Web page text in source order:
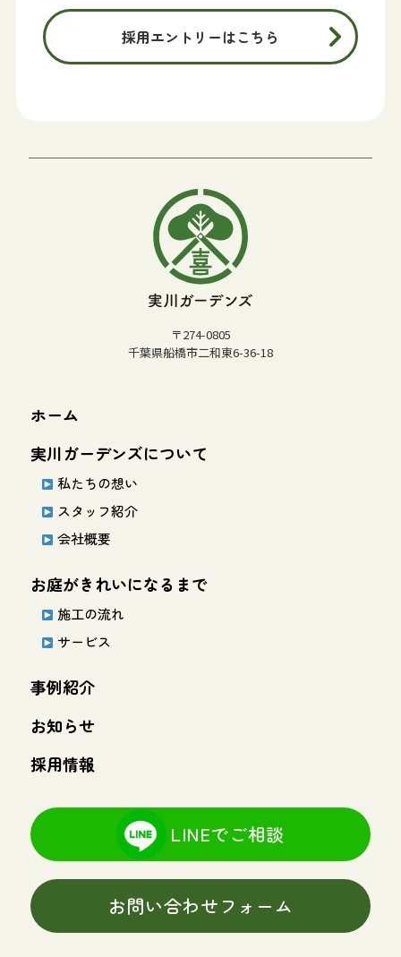
採用エントリーはこちら
〒274-0805
千葉県船橋市二和東6-36-18
ホーム
実川ガーデンズについて
私たちの想い
スタッフ紹介
会社概要
お庭がきれいになるまで
施工の流れ
サービス
事例紹介
お知らせ
採用情報
LINEでご相談
お問い合わせフォーム